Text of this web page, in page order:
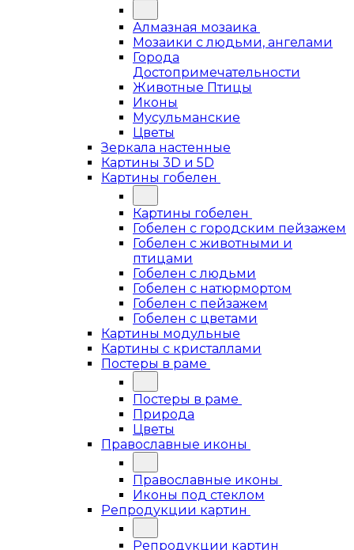
Алмазная мозаика
Мозаики с людьми, ангелами
Города
Достопримечательности
Животные Птицы
Иконы
Мусульманские
Цветы
Зеркала настенные
Картины 3D и 5D
Картины гобелен
Картины гобелен
Гобелен с городским пейзажем
Гобелен с животными и
птицами
Гобелен с людьми
Гобелен с натюрмортом
Гобелен с пейзажем
Гобелен с цветами
Картины модульные
Картины с кристаллами
Постеры в раме
Постеры в раме
Природа
Цветы
Православные иконы
Православные иконы
Иконы под стеклом
Репродукции картин
Репродукции картин